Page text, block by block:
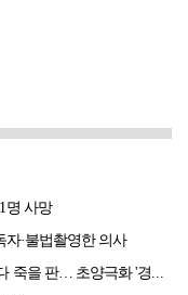
명 사망
·불법촬영한 의사
[부동산 양극화] 서울 집값 잡으려다 지방 다 죽을 판… 초양극화 '경고등'